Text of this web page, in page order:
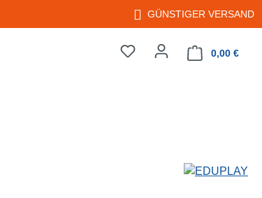
GÜNSTIGER VERSAND
0,00 €
Warenkorb